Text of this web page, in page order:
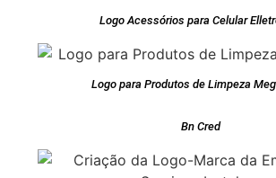
Logo Acessórios para Celular
Logo para Produtos de Limpeza
Bn Cred